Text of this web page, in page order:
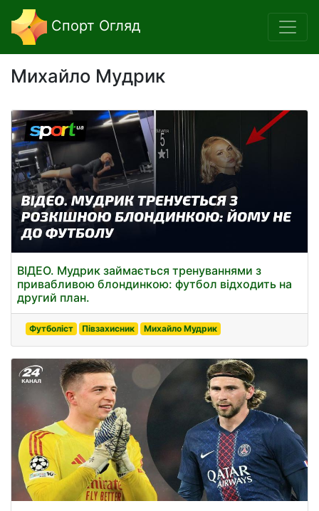
Спорт Огляд
Михайло Мудрик
ВІДЕО. Мудрик займається тренуваннями з
привабливою блондинкою: футбол відходить на
другий план.
Футболіст Півзахисник Михайло Мудрик